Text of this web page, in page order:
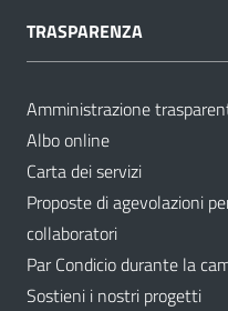
TRASPARENZA
Amministrazione
Albo online
Carta dei servizi
Proposte di agevolazioni
collaboratori
Par Condicio durante la
Sostieni i nostri progetti